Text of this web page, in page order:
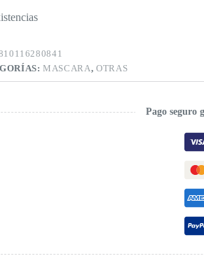
MASCARA, OTRAS
Pago seguro